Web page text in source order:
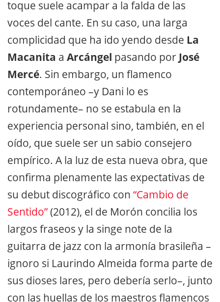
toque suele acampar a la falda de las
voces del cante. En su caso, una larga
complicidad que ha ido yendo desde La
Macanita a Arcángel pasando por José
Mercé. Sin embargo, un flamenco
contemporáneo –y Dani lo es
rotundamente– no se estabula en la
experiencia personal sino, también, en el
oído, que suele ser un sabio consejero
empírico. A la luz de esta nueva obra, que
confirma plenamente las expectativas de
su debut discográfico con “Cambio de
Sentido”(2012), el de Morón concilia los
largos fraseos y la singe note de la
guitarra de jazz con la armonía brasileña –
ignoro si Laurindo Almeida forma parte de
sus dioses lares, pero debería serlo–, junto
con las huellas de los maestros flamencos